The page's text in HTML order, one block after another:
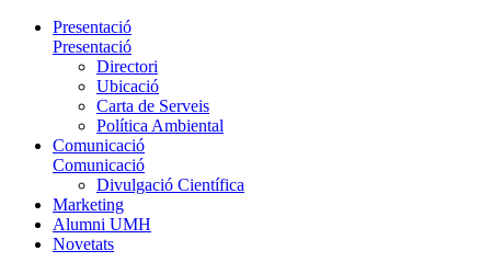
Presentació
Presentació
Directori
Ubicació
Carta de Serveis
Política Ambiental
Comunicació
Comunicació
Divulgació Científica
Marketing
Alumni UMH
Novetats